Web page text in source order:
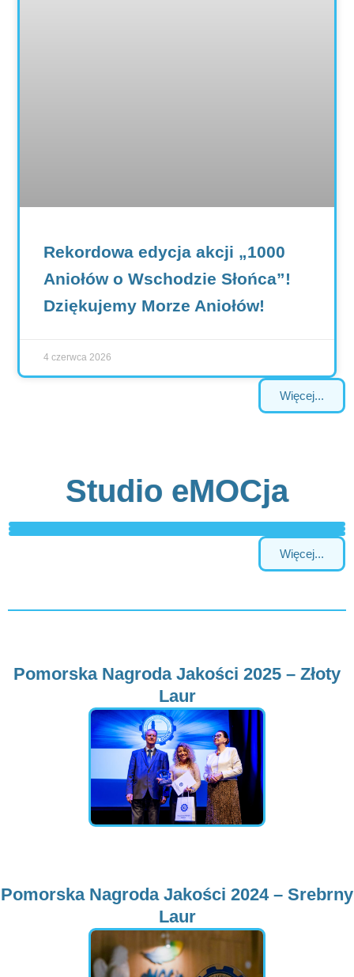
Rekordowa edycja akcji „1000
Aniołów o Wschodzie Słońca”!
Dziękujemy Morze Aniołów!
4 czerwca 2026
Więcej...
Studio eMOCja
Więcej...
Pomorska Nagroda Jakości 2025 – Złoty
Laur
Pomorska Nagroda Jakości 2024 – Srebrny
Laur